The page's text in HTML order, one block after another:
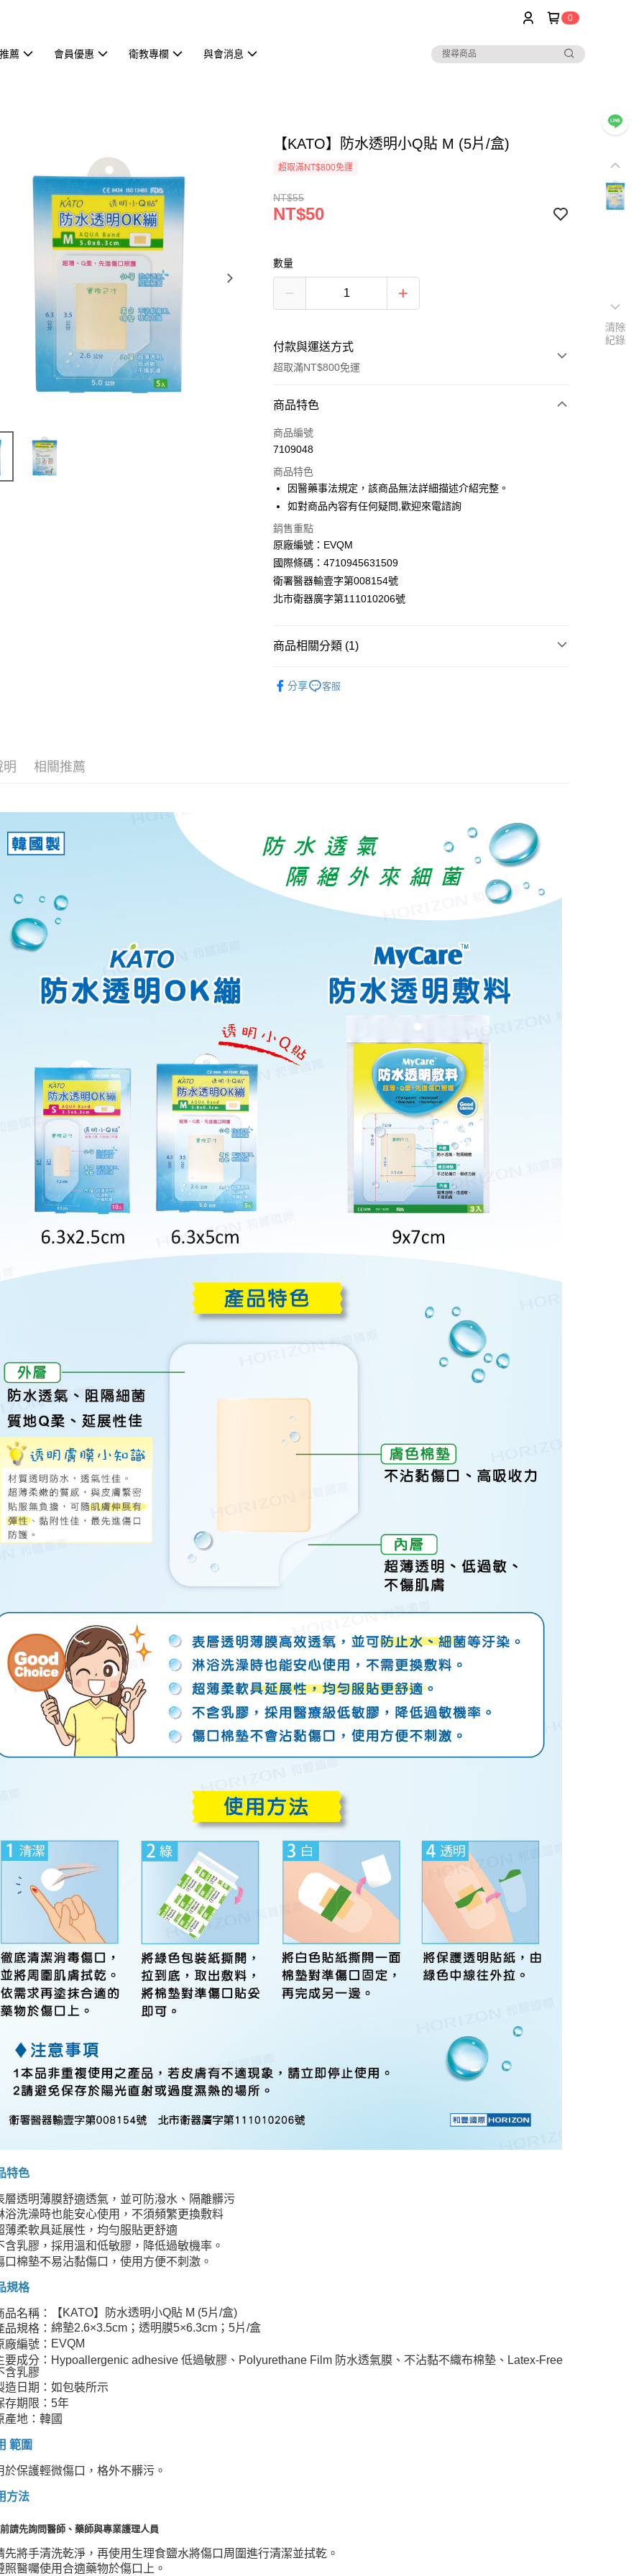
0
薦 會員優惠 衛教專欄 與會消息
【KATO】防水透明小Q貼 M (5片/盒)
超取滿NT$800免運
NT$55
NT$50
數量
付款與運送方式
超取滿NT$800免運
付款方式
信用卡一次付款
ATM付款
運送方式
全家取貨付款
每筆NT$60，滿NT$800(含以上)免運費
7-11取貨付款
宅配
商品特色
商品編號
7109048
商品特色
因醫藥事法規定，該商品無法詳細描述介紹完整。
如對商品內容有任何疑問,歡迎來電諮詢
銷售重點
原廠編號：EVQM
國際條碼：4710945631509
衛署醫器輸壹字第008154號
北市衛器廣字第111010206號
商品相關分類 (1)
分享
客服
明 相關推薦
特色
層透明薄膜舒適透氣，並可防潑水、隔離髒污
浴洗澡時也能安心使用，不須頻繁更換敷料
薄柔軟具延展性，均勻服貼更舒適
含乳膠，採用溫和低敏膠，降低過敏機率。
口棉墊不易沾黏傷口，使用方便不刺激。
規格
品名稱：
【KATO】防水透明小Q貼 M (5片/盒)
品規格：綿墊2.6×3.5cm；透明膜5×6.3cm；5片/盒
廠編號： EVQM
要成分：Hypoallergenic adhesive 低過敏膠、Polyurethane Film 防水透氣膜、不沾黏不織布棉墊、Latex-Free
含乳膠
造日期：如包裝所示
存期限：5年
產地：韓國
範圍
於保護輕微傷口，格外不髒污。
方法
請先詢問醫師、藥師與專業護理人員
先將手清洗乾淨，再使用生理食鹽水將傷口周圍進行清潔並拭乾。
照醫囑使用合適藥物於傷口上。
清除
紀錄